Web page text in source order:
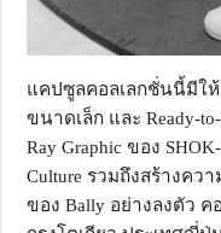
แคปซูลคอลเลกชั่นนี้มีให้
ขนาดเล็ก และ Ready-
Ray Graphic ของ
Culture รวมถึงสร้างคว
ของ Bally อย่างลงตัว